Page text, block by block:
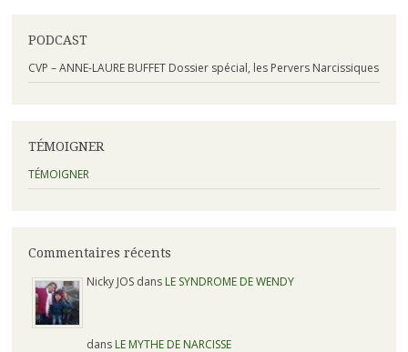
PODCAST
CVP – ANNE-LAURE BUFFET Dossier spécial, les Pervers Narcissiques
TÉMOIGNER
TÉMOIGNER
Commentaires récents
Nicky JOS dans LE SYNDROME DE WENDY
dans LE MYTHE DE NARCISSE